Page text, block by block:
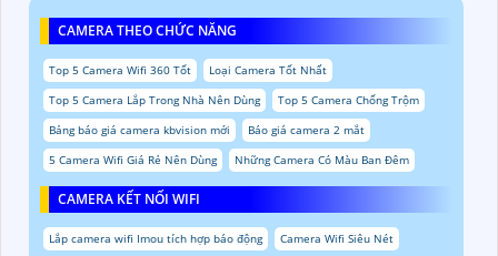
CAMERA THEO CHỨC NĂNG
Top 5 Camera Wifi 360 Tốt
Loại Camera Tốt Nhất
Top 5 Camera Lắp Trong Nhà Nên Dùng
Top 5 Camera Chống Trộm
Bảng báo giá camera kbvision mới
Báo giá camera 2 mắt
5 Camera Wifi Giá Rẻ Nên Dùng
Những Camera Có Màu Ban Đêm
CAMERA KẾT NỐI WIFI
Lắp camera wifi Imou tích hợp báo động
Camera Wifi Siêu Nét